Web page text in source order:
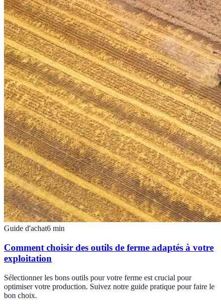
Guide d'achat6 min
Comment choisir des outils de ferme adaptés à votre
exploitation
Sélectionner les bons outils pour votre ferme est crucial pour
optimiser votre production. Suivez notre guide pratique pour faire le
bon choix.